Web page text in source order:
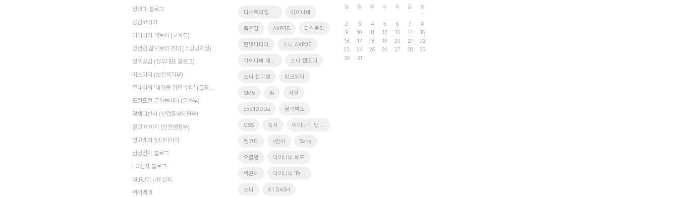
청와대 블로그
공감코리아
아이디어 팩토리 (교육부)
안전한 삶으로의 초대 (소방방재청)
정책공감 (정부대표 블로그)
따스아리 (보건복지부)
무대리의 '내일을 위한 수다' (고용노동부)
도란도란 문화놀이터 (문화부)
경제다반사 (산업통상자원부)
꿀맛 이야기 (안전행정부)
잉고래의 잇다이어리
삼성전자 블로그
LG전자 블로그
SLR_CLUB 강좌
위키백과
티스토리챌린지 아이나비
독후감 AXP35 티스토리
한빛미디어 소니 AXP35
아이나비 태블릿 소니 캠코더
소니 핸디캠 팅크웨어
SM5 Ai 서평
qxd1000a 블랙박스
CSS 독서 아이나비 탭 xd9
캠코더 c언어 Sony
오블완 아이나비 패드
박근혜 아이나비 Tab XD9
소니 X1 DASH
일 월 화 수 목 금
토
1
2
3 4 5 6 7
8
9
10 11 12 13 14
15
16
17 18 19 20 21
22
23
24 25 26 27 28
29
30
31